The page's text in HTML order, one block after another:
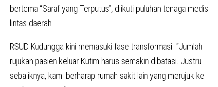
bertema “Saraf yang Terputus”, diikuti puluhan tenaga medis
lintas daerah.
RSUD Kudungga kini memasuki fase transformasi. “Jumlah
rujukan pasien keluar Kutim harus semakin dibatasi. Justru
sebaliknya, kami berharap rumah sakit lain yang merujuk ke